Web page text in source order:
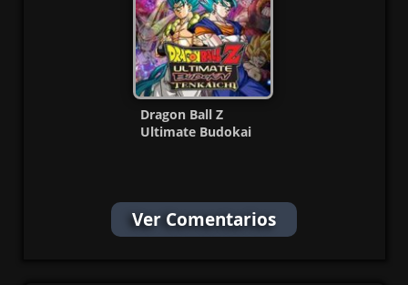
Dragon Ball Z
Ultimate Budokai
Ver Comentarios